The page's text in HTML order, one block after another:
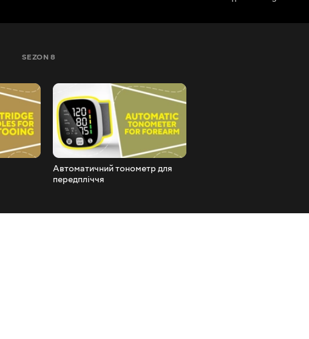
SEZON 8
Автоматичний тонометр для
передпліччя